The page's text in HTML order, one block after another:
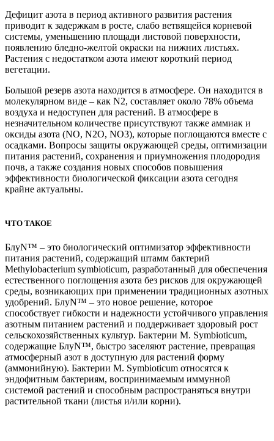
Дефицит азота в период активного развития растения
приводит к задержкам в росте, слабо ветвящейся корневой
системы, уменьшению площади листовой поверхности,
появлению бледно-желтой окраски на нижних листьях.
Растения с недостатком азота имеют короткий период
вегетации.
Большой резерв азота находится в атмосфере. Он находится в
молекулярном виде – как N2, составляет около 78% объема
воздуха и недоступен для растений. В атмосфере в
незначительном количестве присутствуют также аммиак и
оксиды азота (NO, N2O, NO3), которые поглощаются вместе с
осадками. Вопросы защиты окружающей среды, оптимизации
питания растений, сохранения и приумножения плодородия
почв, а также создания новых способов повышения
эффективности биологической фиксации азота сегодня
крайне актуальны.
ЧТО ТАКОЕ
БлуN™ – это биологический оптимизатор эффективности
питания растений, содержащий штамм бактерий
Methylobacterium symbioticum, разработанный для обеспечения
естественного поглощения азота без рисков для окружающей
среды, возникающих при применении традиционных азотных
удобрений. БлуN™ – это новое решение, которое
способствует гибкости и надежности устойчивого управления
азотным питанием растений и поддерживает здоровый рост
сельскохозяйственных культур. Бактерии M. Symbioticum,
содержащие БлуN™, быстро заселяют растение, превращая
атмосферный азот в доступную для растений форму
(аммонийную). Бактерии M. Symbioticum относятся к
эндофитным бактериям, воспринимаемым иммунной
системой растений и способным распространяться внутри
растительной ткани (листья и/или корни).